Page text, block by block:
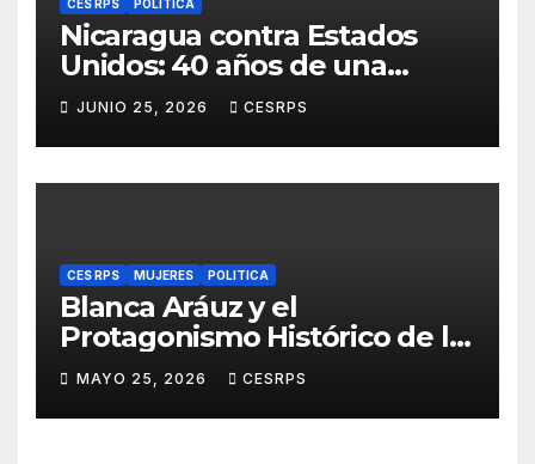
CES RPS POLITICA
Nicaragua contra Estados
Unidos: 40 años de una
sentencia histórica que sigue
esperando justicia
JUNIO 25, 2026 CESRPS
CES RPS MUJERES POLITICA
Blanca Aráuz y el
Protagonismo Histórico de la
Mujer Nicaragüense en la
Revolución Sandinista
MAYO 25, 2026 CESRPS